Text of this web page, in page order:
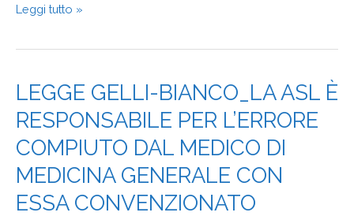
Leggi tutto »
LEGGE GELLI-BIANCO_LA ASL È
RESPONSABILE PER L’ERRORE
COMPIUTO DAL MEDICO DI
MEDICINA GENERALE CON
ESSA CONVENZIONATO
LEGGE
GELLI-
BIANCO_LA
È
RESPONSABILE
PER
L’ERRORE